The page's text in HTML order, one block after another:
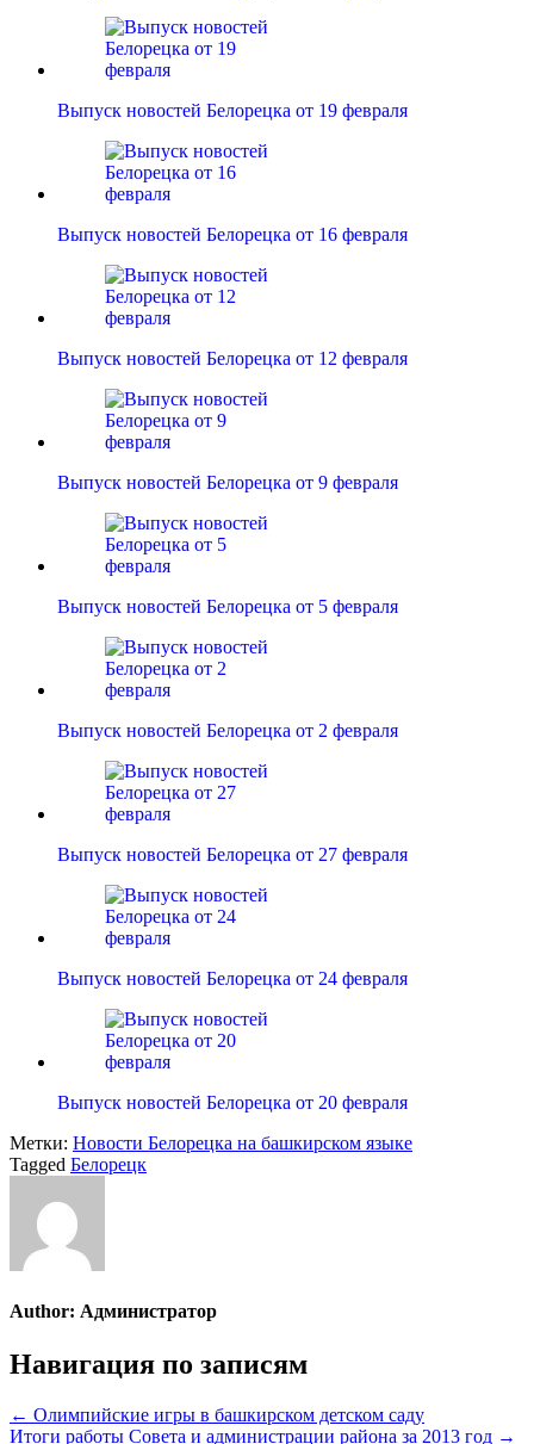
Выпуск новостей Белорецка от 19 февраля
Выпуск новостей Белорецка от 16 февраля
Выпуск новостей Белорецка от 12 февраля
Выпуск новостей Белорецка от 9 февраля
Выпуск новостей Белорецка от 5 февраля
Выпуск новостей Белорецка от 2 февраля
Выпуск новостей Белорецка от 27 февраля
Выпуск новостей Белорецка от 24 февраля
Выпуск новостей Белорецка от 20 февраля
Метки: Новости Белорецка на башкирском языке
Tagged Белорецк
Author: Администратор
Навигация по записям
← Олимпийские игры в башкирском детском саду
Итоги работы Совета и администрации района за 2013 год →